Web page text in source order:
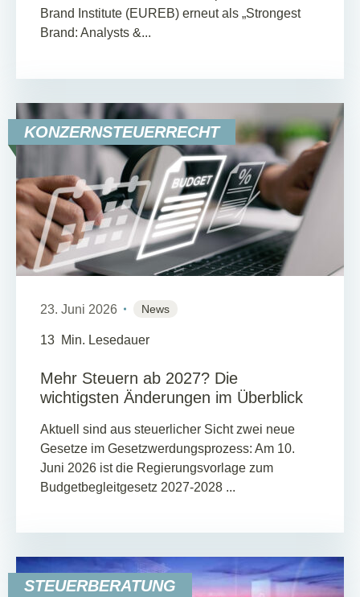
Brand Institute (EUREB) erneut als „Strongest
Brand: Analysts &...
KONZERNSTEUERRECHT
23. Juni 2026 News
13 Min. Lesedauer
Mehr Steuern ab 2027? Die
wichtigsten Änderungen im Überblick
Aktuell sind aus steuerlicher Sicht zwei neue
Gesetze im Gesetzwerdungsprozess: Am 10.
Juni 2026 ist die Regierungsvorlage zum
Budgetbegleitgesetz 2027-2028 ...
STEUERBERATUNG